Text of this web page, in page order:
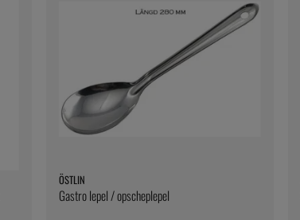
ÖSTLIN
Gastro lepel / opscheplepel